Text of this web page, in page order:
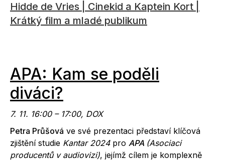
Hidde de Vries | Cinekid a Kaptein Kort |
Krátký film a mladé publikum
APA: Kam se poděli
diváci?
7. 11. 16:00 – 17:00, DOX
Petra Průšová ve své prezentaci představí klíčová
zjištění studie Kantar 2024pro APA (Asociaci
producentů v audiovizi), jejímž cílem je komplexně